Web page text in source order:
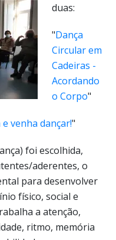
duas:
"Dança
Circular em
Cadeiras -
Acordando
o Corpo"
venha dançar!"
foi escolhida,
aderentes, o
para desenvolver
físico, social e
a atenção,
ritmo, memória